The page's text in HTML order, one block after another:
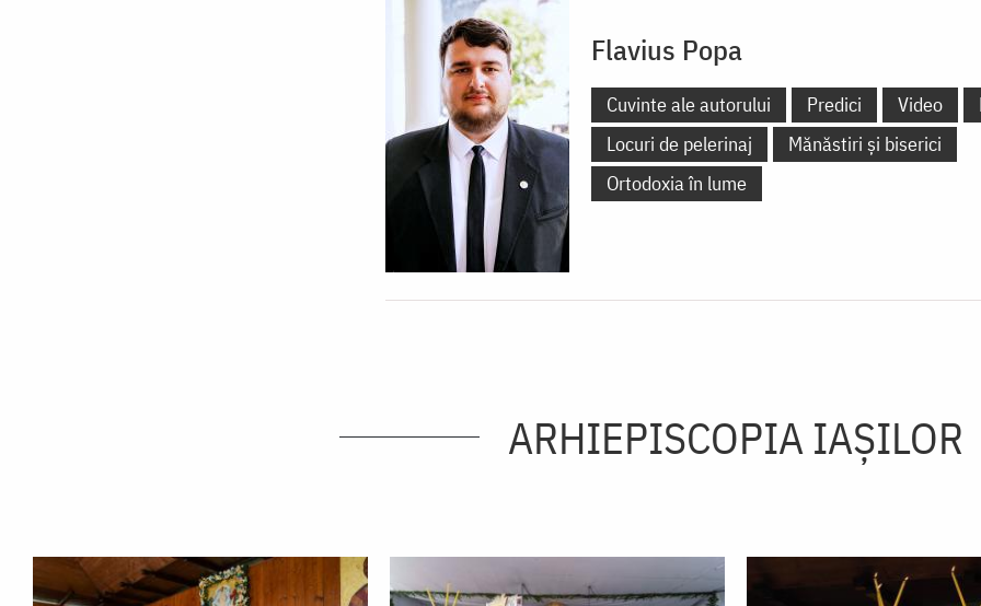
Flavius Popa
Cuvinte ale autorului Predici Video
Locuri de pelerinaj
Mănăstiri și biserici
Ortodoxia în lume
ARHIEPISCOPIA IAŞILOR